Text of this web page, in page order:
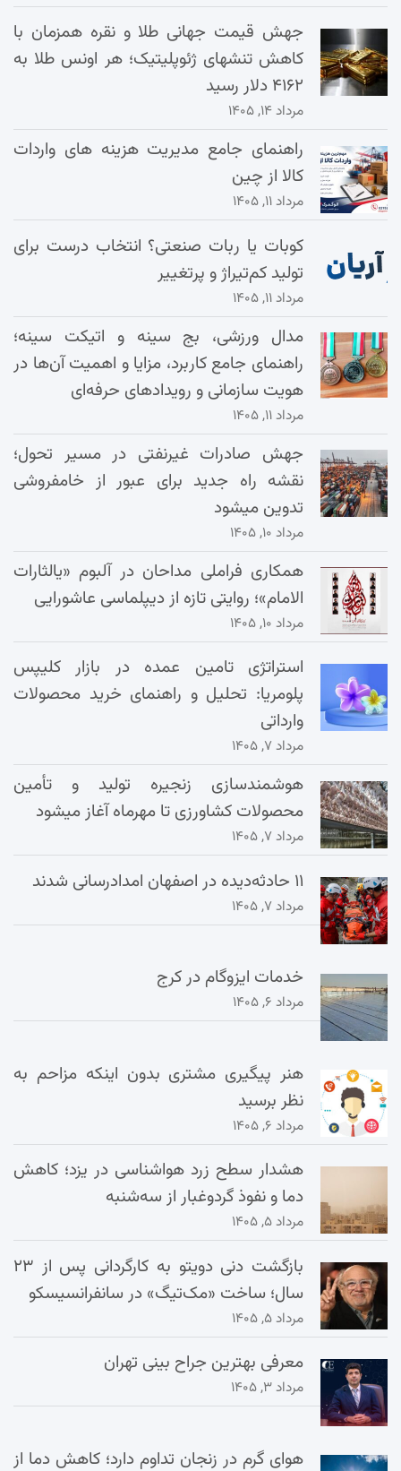
جهش قیمت جهانی طلا و نقره همزمان با
کاهش تنشهای ژئوپلیتیک؛ هر اونس طلا به
۴۱۶۲ دلار رسید
مرداد ۱۴, ۱۴۰۵
راهنمای جامع مدیریت هزینه‌ های واردات
کالا از چین
مرداد ۱۱, ۱۴۰۵
کوبات یا ربات صنعتی؟ انتخاب درست برای
تولید کم‌تیراژ و پرتغییر
مرداد ۱۱, ۱۴۰۵
مدال ورزشی، بج سینه و اتیکت سینه؛
راهنمای جامع کاربرد، مزایا و اهمیت آن‌ها در
هویت سازمانی و رویدادهای حرفه‌ای
مرداد ۱۱, ۱۴۰۵
جهش صادرات غیرنفتی در مسیر تحول؛
نقشه راه جدید برای عبور از خامفروشی
تدوین میشود
مرداد ۱۰, ۱۴۰۵
همکاری فراملی مداحان در آلبوم «یالثارات
الامام»؛ روایتی تازه از دیپلماسی عاشورایی
مرداد ۱۰, ۱۴۰۵
استراتژی تامین عمده در بازار کلیپس
پلومریا: تحلیل و راهنمای خرید محصولات
وارداتی
مرداد ۷, ۱۴۰۵
هوشمندسازی زنجیره تولید و تأمین
محصولات کشاورزی تا مهرماه آغاز میشود
مرداد ۷, ۱۴۰۵
۱۱ حادثه‌دیده در اصفهان امدادرسانی شدند
مرداد ۷, ۱۴۰۵
خدمات ایزوگام در کرج
مرداد ۶, ۱۴۰۵
هنر پیگیری مشتری بدون اینکه مزاحم به
نظر برسید
مرداد ۶, ۱۴۰۵
هشدار سطح زرد هواشناسی در یزد؛ کاهش
دما و نفوذ گردوغبار از سه‌شنبه
مرداد ۵, ۱۴۰۵
بازگشت دنی دویتو به کارگردانی پس از ۲۳
سال؛ ساخت «مک‌تیگ» در سانفرانسیسکو
مرداد ۵, ۱۴۰۵
معرفی بهترین جراح بینی تهران
مرداد ۳, ۱۴۰۵
هوای گرم در زنجان تداوم دارد؛ کاهش دما از